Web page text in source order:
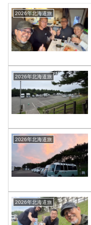
2026年北海道旅
2026年北海道旅
2026年北海道旅
2026年北海道旅